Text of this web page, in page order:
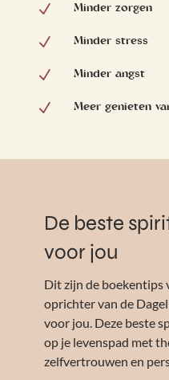
N Minder zorgen
N Minder stress
N Minder angst
N Meer genieten
De beste
voor jou
Dit zijn de boekentips
oprichter van de
voor jou. Deze beste
op je levenspad met
zelfvertrouwen en